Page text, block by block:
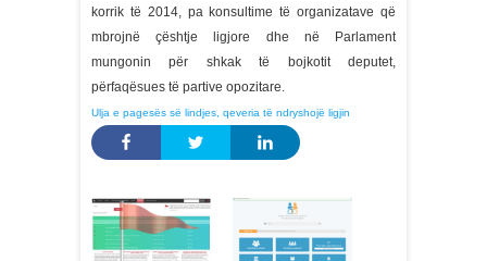
korrik të 2014, pa konsultime të organizatave që
mbrojnë çështje ligjore dhe në Parlament
mungonin për shkak të bojkotit deputet,
përfaqësues të partive opozitare.
Ulja e pagesës së lindjes, qeveria të ndryshojë ligjin